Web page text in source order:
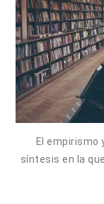
El empirismo
síntesis en la